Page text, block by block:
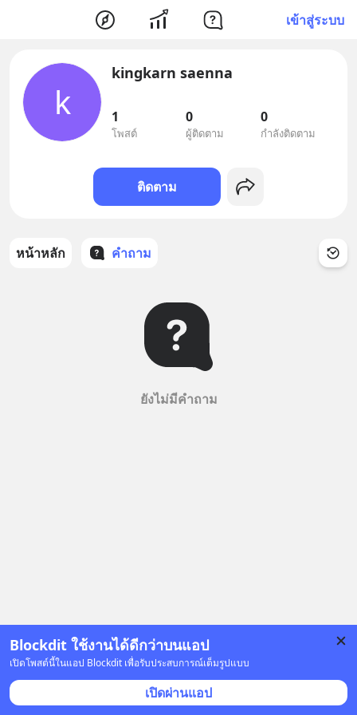
เข้าสู่ระบบ
Blockdit ใช้งานได้ดีกว่าบนแอป
เปิดโพสต์นี้ในแอป Blockdit เพื่อรับประสบการณ์เต็มรูปแบบ
เปิดผ่านแอป
k
kingkarn saenna
1
โพสต์
0
ผู้ติดตาม
0
กำลังติดตาม
ติดตาม
หน้าหลัก คำถาม
ยังไม่มีคำถาม